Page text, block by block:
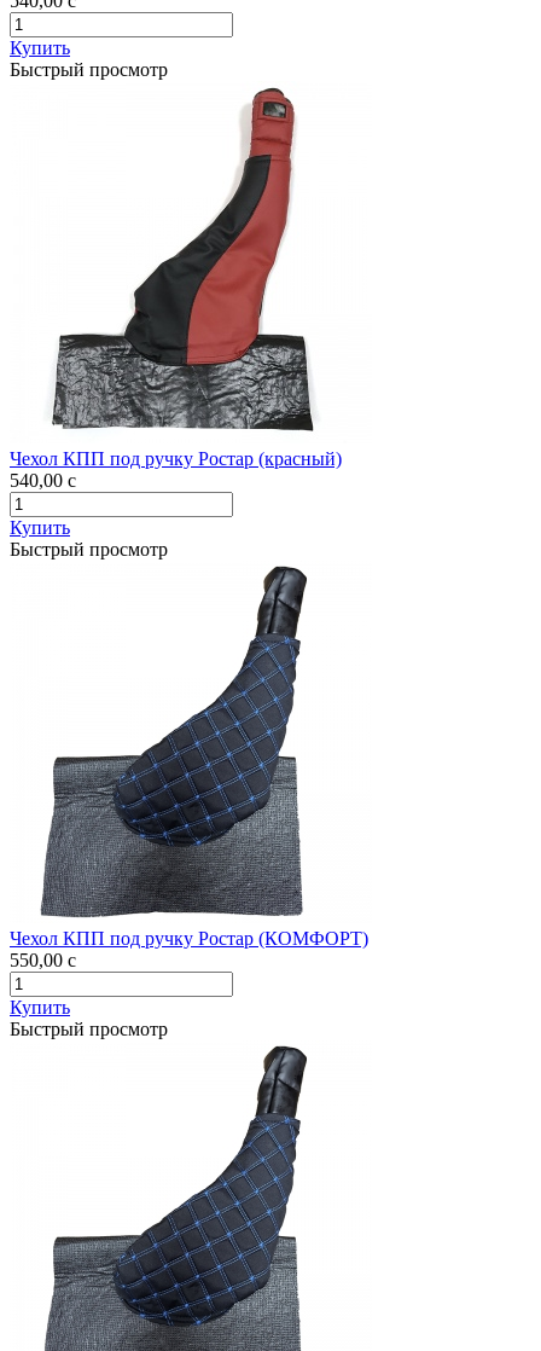
Купить
Быстрый просмотр
Чехол КПП под ручку Ростар (красный)
540,00 c
Купить
Быстрый просмотр
Чехол КПП под ручку Ростар (КОМФОРТ)
550,00 c
Купить
Быстрый просмотр